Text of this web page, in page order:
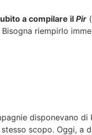
a compilare il Pir (
Bisogna riempirlo
disponevano di
scopo. Oggi, a